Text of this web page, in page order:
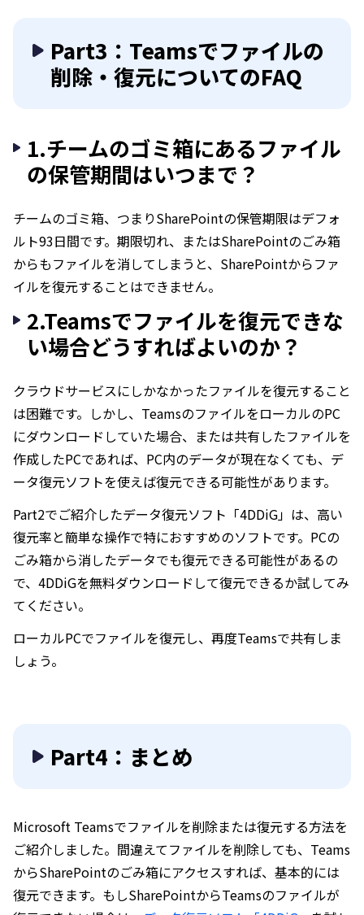
Part3：Teamsでファイルの
削除・復元についてのFAQ
1.チームのゴミ箱にあるファイル
の保管期間はいつまで？
チームのゴミ箱、つまりSharePointの保管期限はデフォ
ルト93日間です。期限切れ、またはSharePointのごみ箱
からもファイルを消してしまうと、SharePointからファ
イルを復元することはできません。
2.Teamsでファイルを復元できな
い場合どうすればよいのか？
クラウドサービスにしかなかったファイルを復元すること
は困難です。しかし、TeamsのファイルをローカルのPC
にダウンロードしていた場合、または共有したファイルを
作成したPCであれば、PC内のデータが現在なくても、デ
ータ復元ソフトを使えば復元できる可能性があります。
Part2でご紹介したデータ復元ソフト「4DDiG」は、高い
復元率と簡単な操作で特におすすめのソフトです。PCの
ごみ箱から消したデータでも復元できる可能性があるの
で、4DDiGを無料ダウンロードして復元できるか試してみ
てください。
ローカルPCでファイルを復元し、再度Teamsで共有しま
しょう。
Part4：まとめ
Microsoft Teamsでファイルを削除または復元する方法を
ご紹介しました。間違えてファイルを削除しても、Teams
からSharePointのごみ箱にアクセスすれば、基本的には
復元できます。もしSharePointからTeamsのファイルが